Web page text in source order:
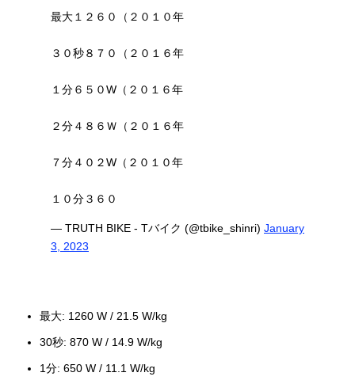
最大１２６０（２０１０年
３０秒８７０（２０１６年
１分６５０W（２０１６年
２分４８６Ｗ（２０１６年
７分４０２W（２０１０年
１０分３６０
— TRUTH BIKE - Tバイク (@tbike_shinri) January
3, 2023
最大: 1260 W / 21.5 W/kg
30秒: 870 W / 14.9 W/kg
1分: 650 W / 11.1 W/kg